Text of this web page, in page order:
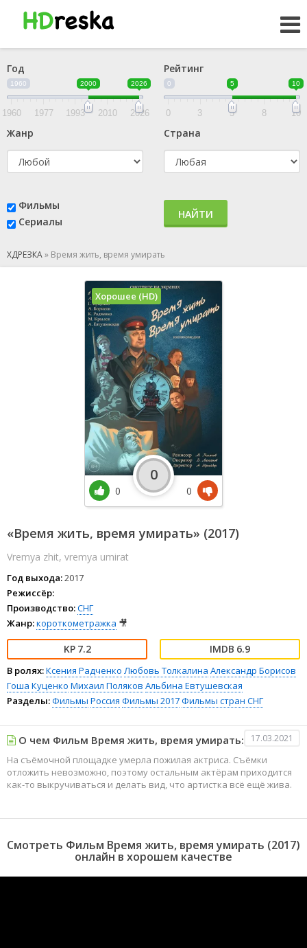
Год
1960 2000 2026
1960 1977 1993 2010 2026
Рейтинг
0 5 10
0 3 5 8 10
Жанр Страна
Фильмы
Сериалы
НАЙТИ
ХДРЕЗКА» Время жить, время умирать
«Время жить, время умирать» (2017)
Vremya zhit, vremya umirat
Год выхода:2017
Режиссёр:
Производство:СНГ
Жанр:короткометражка 🎥
7.2 6.9
В ролях:Ксения Радченко Любовь Толкалина Александр Борисов
Гоша Куценко Михаил Поляков Альбина Евтушевская
Разделы:Фильмы Россия Фильмы 2017Фильмы стран СНГ
Хорошее (HD)
0
0
0
О чем Фильм Время жить, время умирать: 17.03.2021
На съёмочной площадке умерла пожилая актриса. Съёмки
отложить невозможно, поэтому остальным актёрам приходится
как-то выкручиваться и делать вид, что артистка всё ещё жива.
Смотреть Фильм Время жить, время умирать (2017)
онлайн в хорошем качестве